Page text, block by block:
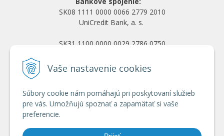
Vaše nastavenie cookies
Súbory cookie nám pomáhajú pri poskytovaní služieb
pre vás. Umožňujú spoznať a zapamätať si vaše
preferencie.
SK08 1111 0000 0066 2779 2010
UniCredit Bank, a. s.
SK31 1100 0000 0029 2786 0750
Obchodné podmienky
Ochrana osobných údajov
Doprava a platba